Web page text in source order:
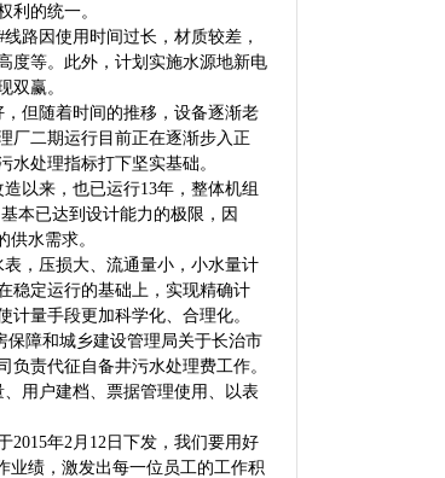
利的统一。
路因使用时间过长，材质较差，
度等。此外，计划实施水源地新电
双赢。
但随着时间的推移，设备逐渐老
厂二期运行目前正在逐渐步入正
处理指标打下坚实基础。
以来，也已运行13年，整体机组
本已达到设计能力的极限，因
水需求。
，压损大、流通量小，小水量计
稳定运行的基础上，实现精确计
量手段更加科学化、合理化。
障和城乡建设管理局关于长治市
责代征自备井污水处理费工作。
用户建档、票据管理使用、以表
年2月12日下发，我们要用好
业绩，激发出每一位员工的工作积